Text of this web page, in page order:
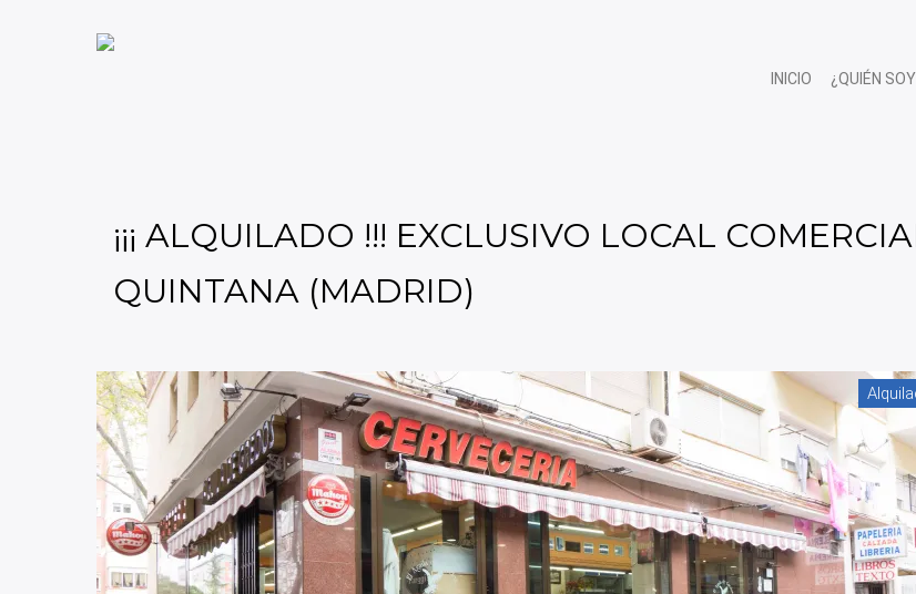
INICIO ¿QUIÉN
¡¡¡ ALQUILADO !!! EXCLUSIVO LOCAL
QUINTANA (MADRID)